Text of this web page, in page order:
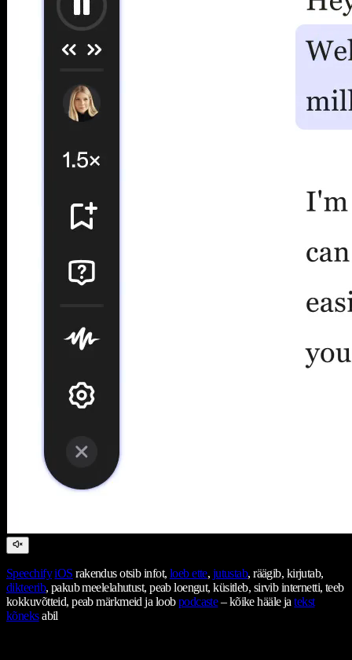
Speechify iOS rakendus otsib infot, loeb ette, jutustab, räägib, kirjutab,
dikteerib, pakub meelelahutust, peab loengut, küsitleb, sirvib internetti, teeb
kokkuvõtteid, peab märkmeid ja loobpodcaste– kõike hääle jatekst
kõneksabil